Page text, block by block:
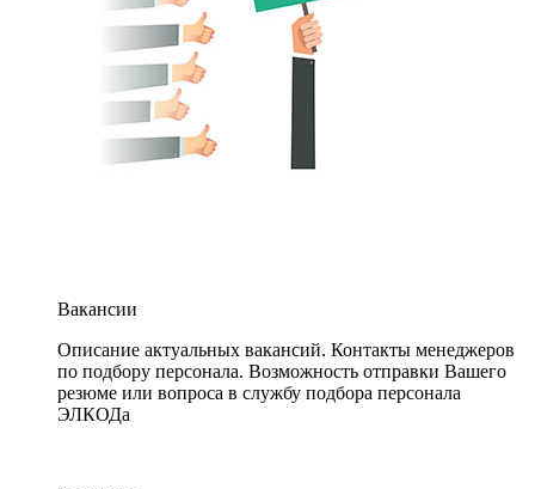
Вакансии
Описание актуальных вакансий. Контакты менеджеров
по подбору персонала. Возможность отправки Вашего
резюме или вопроса в службу подбора персонала
ЭЛКОДа